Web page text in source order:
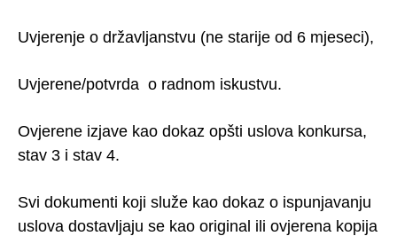
Uvjerenje o državljanstvu (ne starije od 6 mjeseci),
Uvjerene/potvrda o radnom iskustvu.
Ovjerene izjave kao dokaz opšti uslova konkursa,
stav 3 i stav 4.
Svi dokumenti koji služe kao dokaz o ispunjavanju
uslova dostavljaju se kao original ili ovjerena kopija